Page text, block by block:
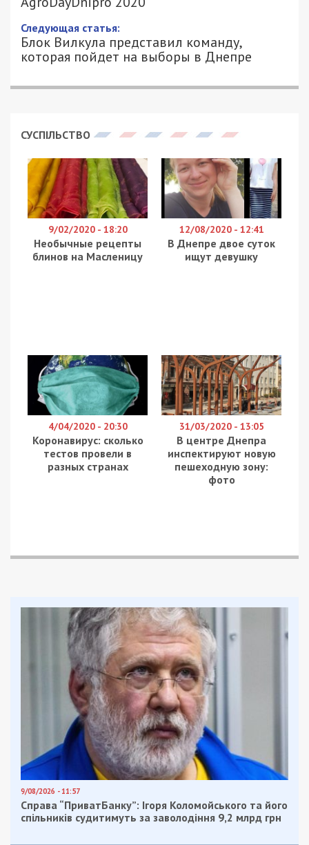
Следующая статья:
Блок Вилкула представил команду,
которая пойдет на выборы в Днепре
СУСПІЛЬСТВО
9/02/2020 - 18:20
Необычные рецепты
блинов на Масленицу
12/08/2020 - 12:41
В Днепре двое суток
ищут девушку
4/04/2020 - 20:30
Коронавирус: сколько
тестов провели в
разных странах
31/03/2020 - 13:05
В центре Днепра
инспектируют новую
пешеходную зону:
фото
9/08/2026 - 11:57
Справа “ПриватБанку”: Ігоря Коломойського та його
спільників судитимуть за заволодіння 9,2 млрд грн